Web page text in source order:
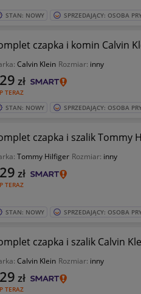
STAN: NOWY SPRZEDAJĄCY: OSOBA
czapka i komin Calvin
Calvin Klein Rozmiar: inny
TERAZ
zł
STAN: NOWY SPRZEDAJĄCY: OSOBA
czapka i szalik Tommy
Tommy Hilfiger Rozmiar: inny
TERAZ
zł
STAN: NOWY SPRZEDAJĄCY: OSOBA
czapka i szalik Calvin
Calvin Klein Rozmiar: inny
TERAZ
zł